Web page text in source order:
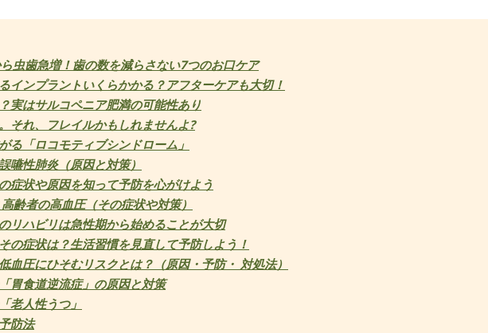
虫歯急増！歯の数を減らさない7つのお口ケア
インプラントいくらかかる？アフターケアも大切！
実はサルコペニア肥満の可能性あり
それ、フレイルかもしれませんよ?
る「ロコモティブシンドローム」
嚥性肺炎（原因と対策）
症状や原因を知って予防を心がけよう
齢者の高血圧（その症状や対策）
リハビリは急性期から始めることが大切
の症状は？生活習慣を見直して予防しよう！
血圧にひそむリスクとは？（原因・予防・ 対処法）
胃食道逆流症」の原因と対策
老人性うつ」
防法